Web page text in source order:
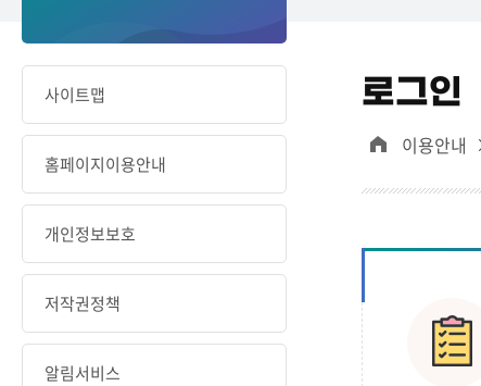
사이트맵
홈페이지이용안내
개인정보보호
저작권정책
알림서비스
로그인
이용안내